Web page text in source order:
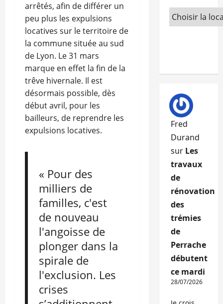
arrêtés, afin de différer un
peu plus les expulsions
locatives sur le territoire de
la commune située au sud
de Lyon. Le 31 mars
marque en effet la fin de la
trêve hivernale. Il est
désormais possible, dès
début avril, pour les
bailleurs, de reprendre les
expulsions locatives.
« Pour des
milliers de
familles, c'est
de nouveau
l'angoisse de
plonger dans la
spirale de
l'exclusion. Les
crises
Fred
Durand
sur Les
travaux
de
rénovation
des
trémies
de
Perrache
débutent
ce mardi
28/07/2026